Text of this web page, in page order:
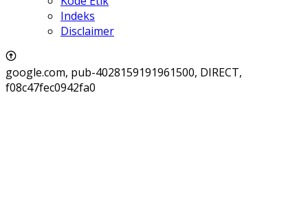
Indeks
Disclaimer
google.com, pub-4028159191961500, DIRECT,
f08c47fec0942fa0